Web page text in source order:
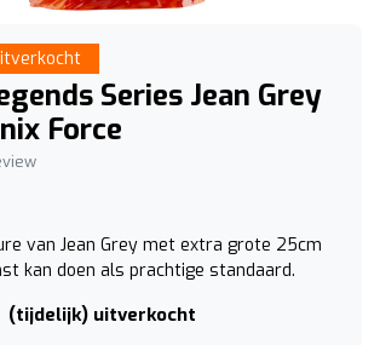
Series Jean Grey
Force
van Jean Grey met extra grote 25cm
kan doen als prachtige standaard.
(tijdelijk) uitverkocht